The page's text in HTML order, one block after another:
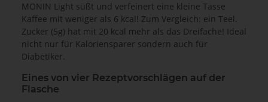
MONIN Light süßt und verfeinert eine kleine Tasse
Kaffee mit weniger als 6 kcal! Zum Vergleich: ein Teel.
Zucker (5g) hat mit 20 kcal mehr als das Dreifache! Ideal
nicht nur für Kaloriensparer sondern auch für
Diabetiker.
Eines von vier Rezeptvorschlägen auf der
Flasche